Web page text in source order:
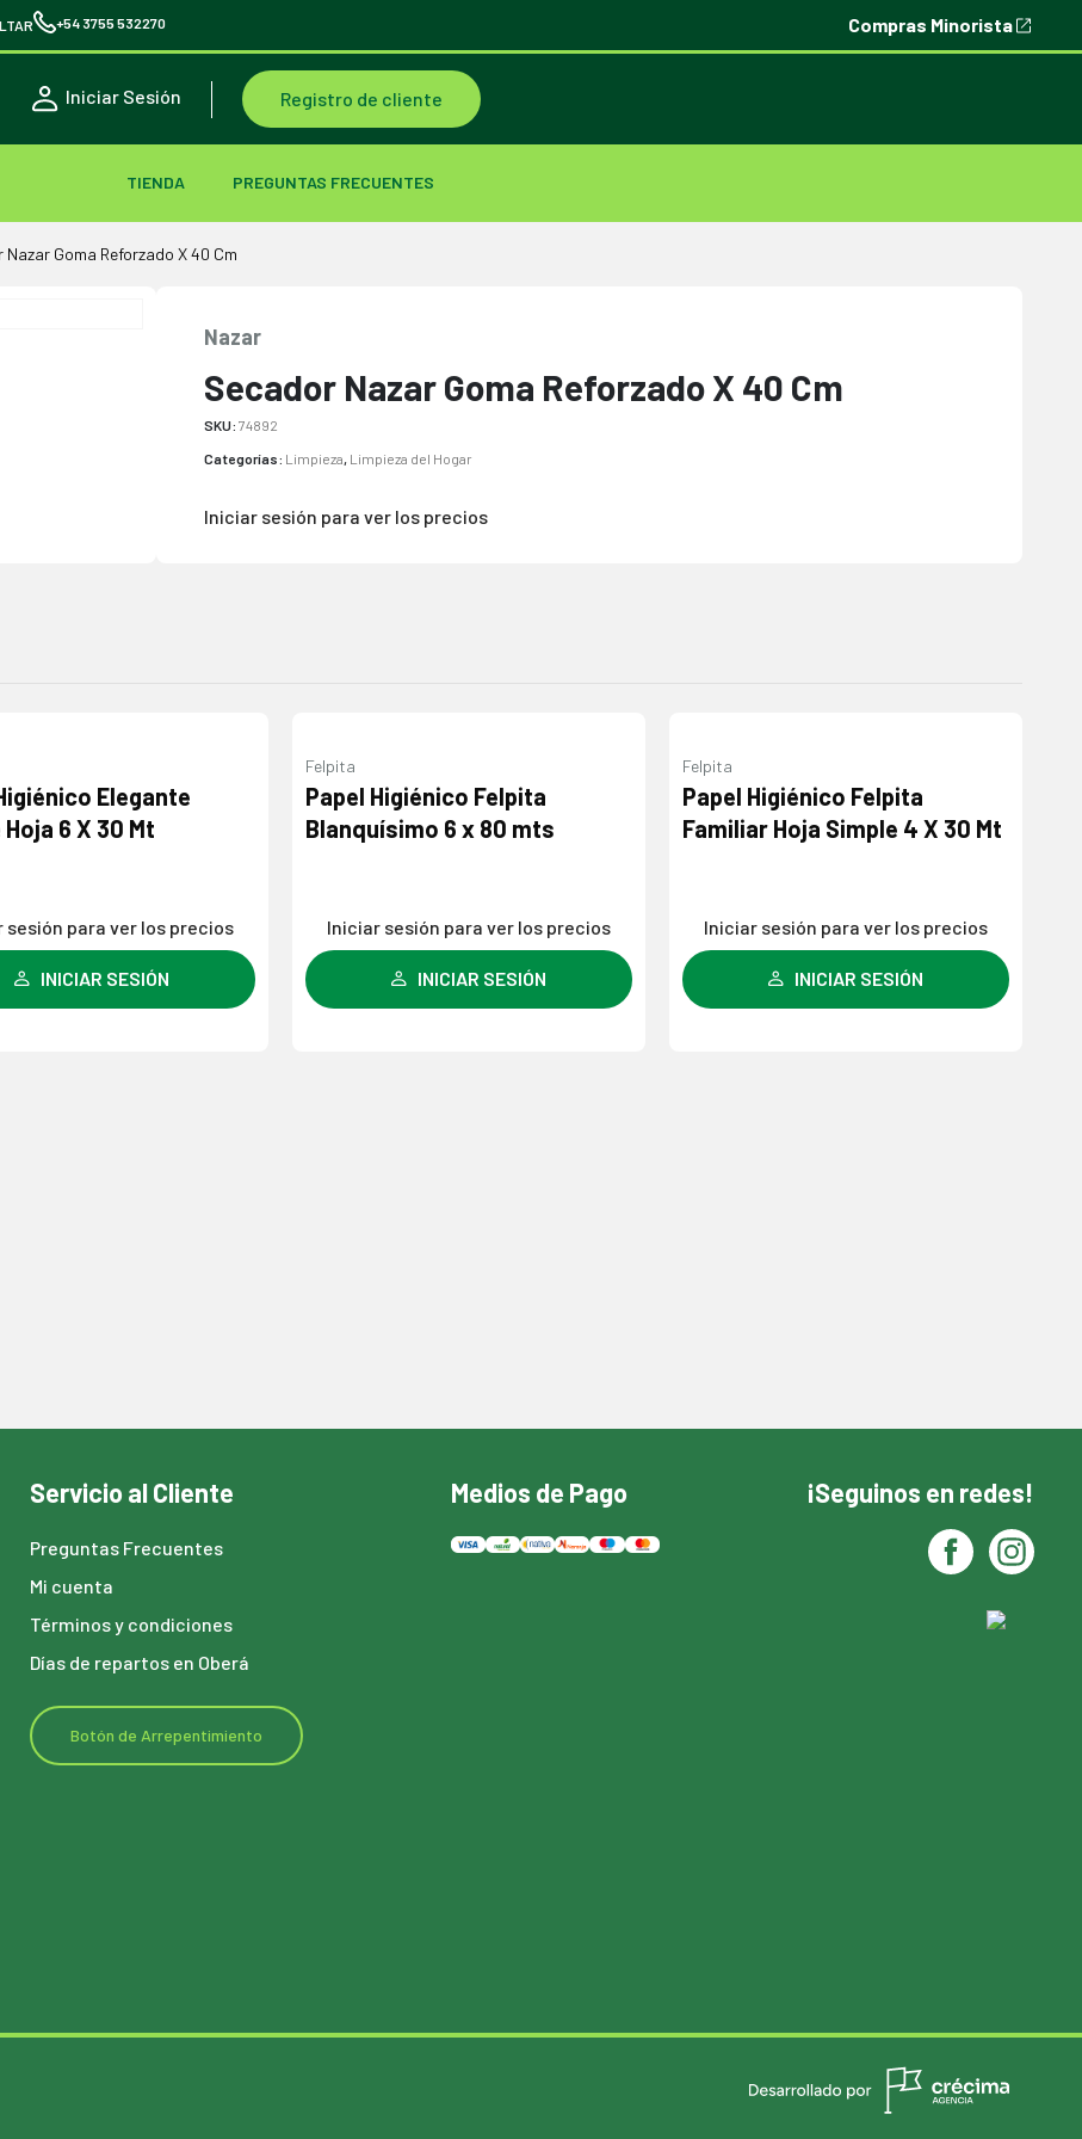
+54 3755 532270 Compras Minorista
Iniciar Sesión Registro de cliente
TIENDA PREGUNTAS FRECUENTES
Nazar Goma Reforzado X 40 Cm
Nazar
Secador Nazar Goma Reforzado X 40 Cm
SKU:74892
Categorías: Limpieza, Limpieza del Hogar
Iniciar sesión para ver los precios
Agregar
Elegante
6 X 30 Mt
sesión para ver los precios
INICIAR SESIÓN
Agregar
Felpita
Papel Higiénico Felpita
Blanquísimo 6 x 80 mts
Iniciar sesión para ver los precios
INICIAR SESIÓN
a la
Felpita
Papel Higiénico Felpita
Familiar Hoja Simple 4 X 30 Mt
Iniciar sesión para ver los precios
INICIAR SESIÓN
Servicio al Cliente
Preguntas Frecuentes
Mi cuenta
Términos y condiciones
Días de repartos en Oberá
Botón de Arrepentimiento
Medios de Pago ¡Seguinos en redes!